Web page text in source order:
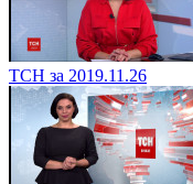
ТСН за 2019.11.26